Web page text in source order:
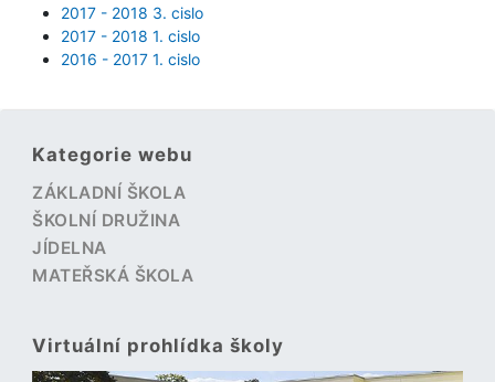
2017 - 2018 3. cislo
2017 - 2018 1. cislo
2016 - 2017 1. cislo
Kategorie webu
ZÁKLADNÍ ŠKOLA
ŠKOLNÍ DRUŽINA
JÍDELNA
MATEŘSKÁ ŠKOLA
Virtuální prohlídka školy